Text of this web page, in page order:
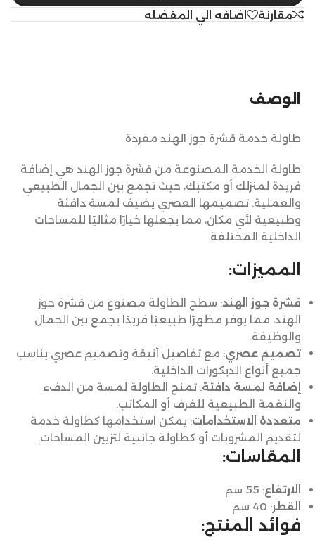
مقارنة اضافه الي المفضله
الوصف
طاولة خدمة قشرة جوز الهند مفردة
طاولة الخدمة المصنوعة من قشرة جوز الهند هي إضافة
فريدة لمنزلك أو مكتبك، حيث تجمع بين الجمال الطبيعي
والعملية. تصميمها العصري يضيف لمسة دافئة
وطبيعية لأي مكان، مما يجعلها خيارًا مثاليًا للمساحات
الداخلية المختلفة.
المميزات:
قشرة جوز الهند: سطح الطاولة مصنوع من قشرة جوز
الهند، مما يوفر مظهرًا طبيعيًا فريدًا يجمع بين الجمال
والوظيفة.
تصميم عصري: مع تفاصيل أنيقة وتصميم عصري يناسب
جميع أنواع الديكورات الداخلية.
إضافة لمسة دافئة: تمنح الطاولة لمسة من الدفء
والنغمة الطبيعية للغرف أو المكاتب.
متعددة الاستخدامات: يمكن استخدامها كطاولة خدمة
لتقديم المشروبات أو كطاولة جانبية لتزيين المساحات.
المقاسات:
الارتفاع: 55 سم
القطر: 40 سم
فوائد المنتج: